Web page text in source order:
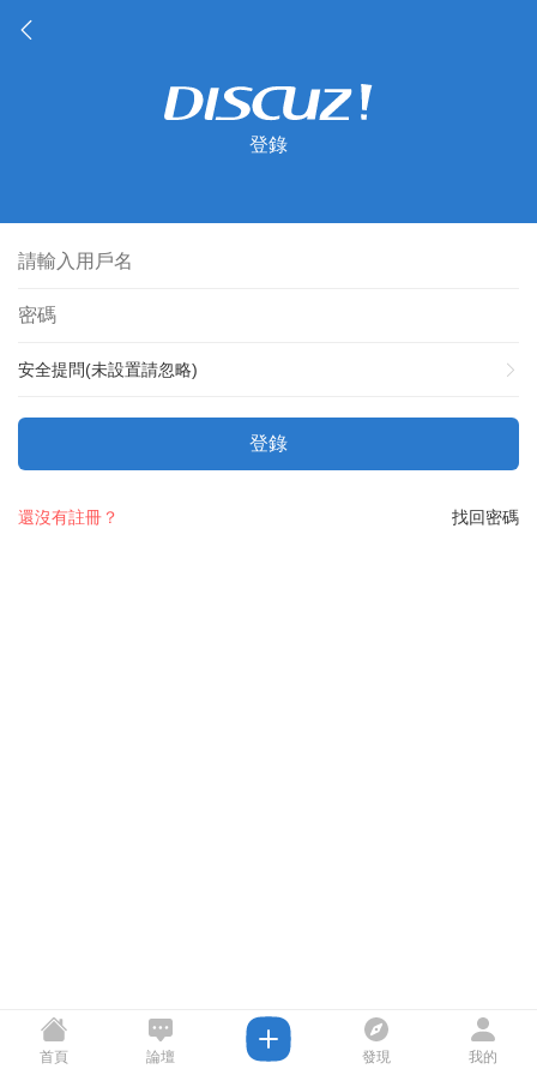
登錄
安全提問(未設置請忽略)
登錄
找回密碼
還沒有註冊？
首頁 論壇 發現 我的